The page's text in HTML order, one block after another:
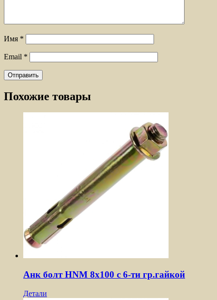
Имя *
Email *
Похожие товары
Анк болт HNM 8х100 с 6-ти гр.гайкой
Детали